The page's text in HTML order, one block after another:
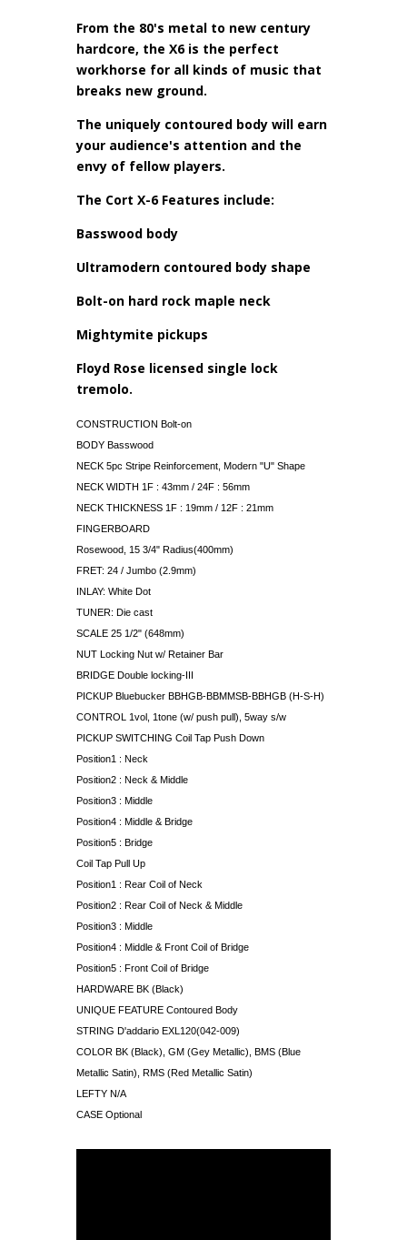
From the 80's metal to new century
hardcore, the X6 is the perfect
workhorse for all kinds of music that
breaks new ground.
The uniquely contoured body will earn
your audience's attention and the
envy of fellow players.
The Cort X-6 Features include:
Basswood body
Ultramodern contoured body shape
Bolt-on hard rock maple neck
Mightymite pickups
Floyd Rose licensed single lock
tremolo.
CONSTRUCTION Bolt-on
BODY Basswood
NECK 5pc Stripe Reinforcement, Modern "U" Shape
NECK WIDTH 1F : 43mm / 24F : 56mm
NECK THICKNESS 1F : 19mm / 12F : 21mm
FINGERBOARD
Rosewood, 15 3/4" Radius(400mm)
FRET: 24 / Jumbo (2.9mm)
INLAY: White Dot
TUNER: Die cast
SCALE 25 1/2" (648mm)
NUT Locking Nut w/ Retainer Bar
BRIDGE Double locking-III
PICKUP Bluebucker BBHGB-BBMMSB-BBHGB (H-S-H)
CONTROL 1vol, 1tone (w/ push pull), 5way s/w
PICKUP SWITCHING Coil Tap Push Down
Position1 : Neck
Position2 : Neck & Middle
Position3 : Middle
Position4 : Middle & Bridge
Position5 : Bridge
Coil Tap Pull Up
Position1 : Rear Coil of Neck
Position2 : Rear Coil of Neck & Middle
Position3 : Middle
Position4 : Middle & Front Coil of Bridge
Position5 : Front Coil of Bridge
HARDWARE BK (Black)
UNIQUE FEATURE Contoured Body
STRING D'addario EXL120(042-009)
COLOR BK (Black), GM (Gey Metallic), BMS (Blue
Metallic Satin), RMS (Red Metallic Satin)
LEFTY N/A
CASE Optional